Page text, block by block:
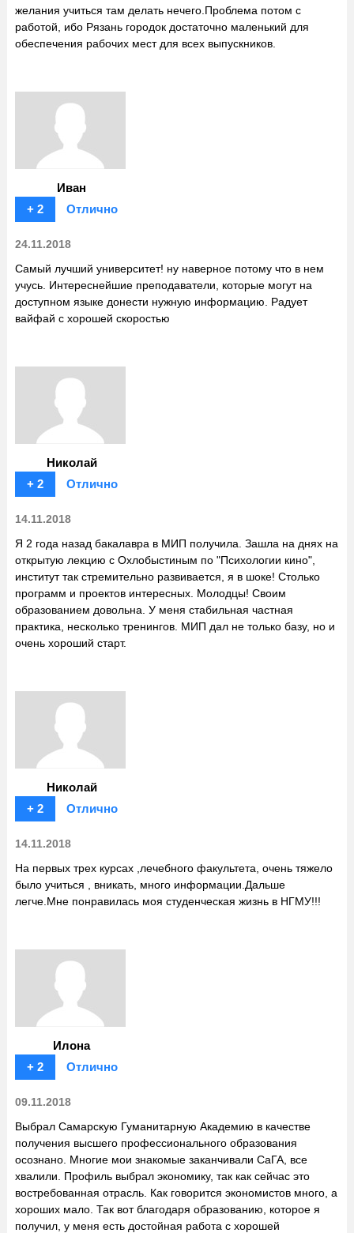
желания учиться там делать нечего.Проблема потом с
работой, ибо Рязань городок достаточно маленький для
обеспечения рабочих мест для всех выпускников.
Иван
+ 2
Отлично
24.11.2018
Самый лучший университет! ну наверное потому что в нем
учусь. Интереснейшие преподаватели, которые могут на
доступном языке донести нужную информацию. Радует
вайфай с хорошей скоростью
Николай
+ 2
Отлично
14.11.2018
Я 2 года назад бакалавра в МИП получила. Зашла на днях на
открытую лекцию с Охлобыстиным по "Психологии кино",
институт так стремительно развивается, я в шоке! Столько
программ и проектов интересных. Молодцы! Своим
образованием довольна. У меня стабильная частная
практика, несколько тренингов. МИП дал не только базу, но и
очень хороший старт.
Николай
+ 2
Отлично
14.11.2018
На первых трех курсах ,лечебного факультета, очень тяжело
было учиться , вникать, много информации.Дальше
легче.Мне понравилась моя студенческая жизнь в НГМУ!!!
Илона
+ 2
Отлично
09.11.2018
Выбрал Самарскую Гуманитарную Академию в качестве
получения высшего профессионального образования
осознано. Многие мои знакомые заканчивали СаГА, все
хвалили. Профиль выбрал экономику, так как сейчас это
востребованная отрасль. Как говорится экономистов много, а
хороших мало. Так вот благодаря образованию, которое я
получил, у меня есть достойная работа с хорошей